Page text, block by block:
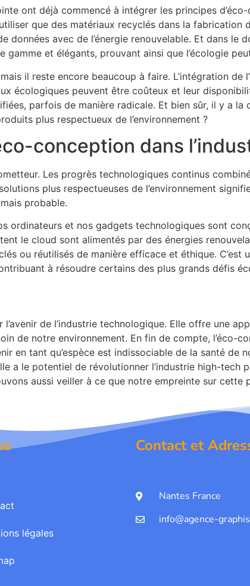
ont déjà commencé à intégrer les principes
que des matériaux recyclés dans la
avec de l’énergie renouvelable. Et dans le
et élégants, prouvant ainsi que l’écologie
il reste encore beaucoup à faire. L’intégration de
écologiques peuvent être coûteux et leur
parfois de manière radicale. Et bien sûr, il y a la
plus respectueux de l’environnement ?
conception dans
Les progrès technologiques continus
plus respectueuses de l’environnement
probable.
ordinateurs et nos gadgets technologiques sont
le cloud sont alimentés par des énergies
ou réutilisés de manière efficace et éthique. C’est
à résoudre certains des plus grands défis
de l’industrie technologique. Elle offre une
de notre environnement. En fin de compte, l’éco-
en tant qu’espèce est indissociable de la santé de
a le potentiel de révolutionner l’industrie high-tech
aussi veiller à ce que notre empreinte sur cette
légales
Contact et
Nantes France
info@agence-